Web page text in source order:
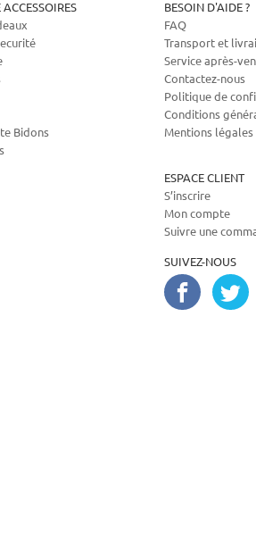
Bidons
BESOIN D'AIDE ?
FAQ
Transport et
Service après-
Contactez-nous
Politique de
Conditions
Mentions légales
ESPACE CLIENT
S’inscrire
Mon compte
Suivre une
SUIVEZ-NOUS